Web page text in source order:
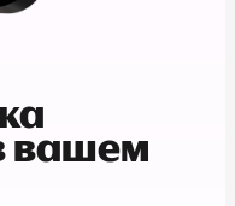
вашем